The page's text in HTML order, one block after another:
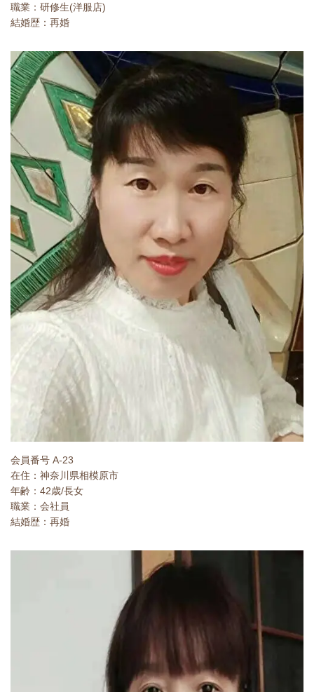
職業：研修生(洋服店)
結婚歴：再婚
会員番号 A-23
在住：神奈川県相模原市
年齢：42歳/長女
職業：会社員
結婚歴：再婚